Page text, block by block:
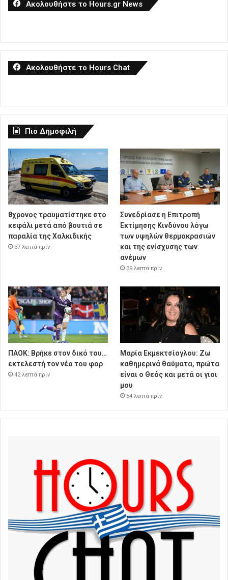
Ακολουθήστε το Hours.gr News
Ακολουθήστε το Hours Chat
Πιο Δημοφιλή
8χρονος τραυματίστηκε στο
κεφάλι μετά από βουτιά σε
παραλία της Χαλκιδικής
37 λεπτά πρίν
Συνεδρίασε η Επιτροπή
Εκτίμησης Κινδύνου λόγω
των υψηλών θερμοκρασιών
και της ενίσχυσης των
ανέμων
39 λεπτά πρίν
ΠΑΟΚ: Βρήκε στον δικό του…
εκτελεστή τον νέο του φορ
42 λεπτά πρίν
Μαρία Εκμεκτσίογλου: Ζω
καθημερινά θαύματα, πρώτα
είναι ο Θεός και μετά οι γιοι
μου
54 λεπτά πρίν